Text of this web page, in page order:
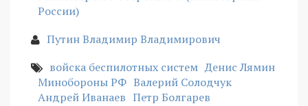
России)
Путин Владимир Владимирович
войска беспилотных систем Денис Лямин
Минобороны РФ Валерий Солодчук
Андрей Иванаев Петр Болгарев